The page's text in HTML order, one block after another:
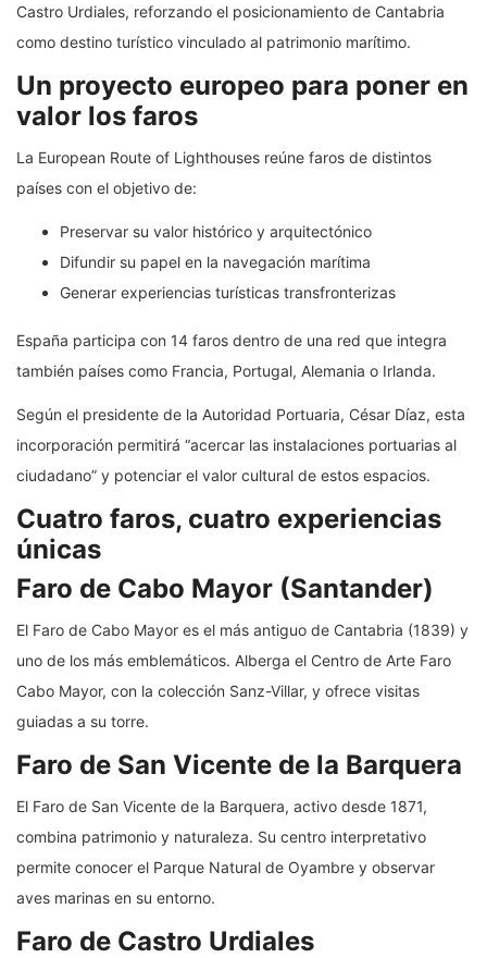
Castro Urdiales, reforzando el posicionamiento de Cantabria
como destino turístico vinculado al patrimonio marítimo.
Un proyecto europeo para poner en
valor los faros
La European Route of Lighthouses reúne faros de distintos
países con el objetivo de:
Preservar su valor histórico y arquitectónico
Difundir su papel en la navegación marítima
Generar experiencias turísticas transfronterizas
España participa con 14 faros dentro de una red que integra
también países como Francia, Portugal, Alemania o Irlanda.
Según el presidente de la Autoridad Portuaria, César Díaz, esta
incorporación permitirá “acercar las instalaciones portuarias al
ciudadano” y potenciar el valor cultural de estos espacios.
Cuatro faros, cuatro experiencias
únicas
Faro de Cabo Mayor (Santander)
El Faro de Cabo Mayor es el más antiguo de Cantabria (1839) y
uno de los más emblemáticos. Alberga el Centro de Arte Faro
Cabo Mayor, con la colección Sanz-Villar, y ofrece visitas
guiadas a su torre.
Faro de San Vicente de la Barquera
El Faro de San Vicente de la Barquera, activo desde 1871,
combina patrimonio y naturaleza. Su centro interpretativo
permite conocer el Parque Natural de Oyambre y observar
aves marinas en su entorno.
Faro de Castro Urdiales